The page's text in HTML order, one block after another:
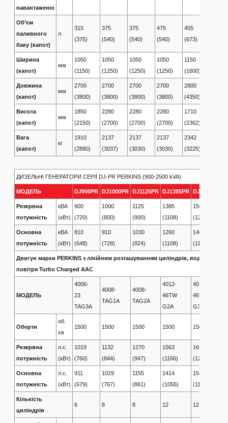
навантаженні
Об’єм
паливного
баку (капот)
л
315
(375)
375
(540)
375
(540)
475
(540)
455
(673)
Ширина
(капот)
мм
1050
(1150)
1050
(1250)
1050
(1250)
1050
(1250)
1150
(1600)
Довжина
(капот)
мм
2700
(3800)
2700
(3800)
2700
(3800)
2700
(3800)
2800
(4350)
Висота
(капот)
мм
1850
(2150)
2280
(2700)
2280
(2700)
2280
(2700)
1710
(2362)
Вага
(капот)
кг
1910
(2880)
2137
(3037)
2137
(3030)
2137
(3030)
2342
(3225)
ДИЗЕЛЬНІ ГЕНЕРАТОРИ СЕРІЇ DJ-PR PERKINS (900-2500 kVA)
МОДЕЛЬ DJ900PR DJ1000PR DJ1125PR DJ1385PR DJ1500PR
Резервна
потужність
кВА
(кВт)
900
(720)
1000
(800)
1125
(900)
1385
(1108)
1500
(1200)
Основна
потужність
кВА
(кВт)
810
(648)
910
(728)
1030
(824)
1260
(1108)
1400
(1120)
Двигун марки PERKINS з лінійним розташуванням циліндрів, водяною
повітря Turbo Charged AAC
МОДЕЛЬ
4006-
23
TAG3A
4008-
TAG1A
4008-
TAG2A
4012-
46TW
G2A
4012-
46TW
G3A
Оберти
об.
хв
1500 1500 1500 1500 1500
Резервна
потужність
л.с.
(кВт)
1019
(760)
1132
(844)
1270
(947)
1563
(1166)
1694
(1263)
Основна
потужність
л.с.
(кВт)
911
(679)
1029
(767)
1155
(861)
1414
(1055)
1540
(1149)
Кількість
циліндрів
6 8 8 12 12